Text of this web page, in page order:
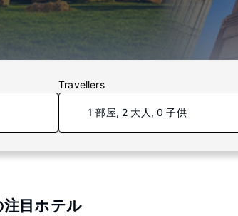
Travellers
1 部屋, 2 大人, 0 子供
目ホテル